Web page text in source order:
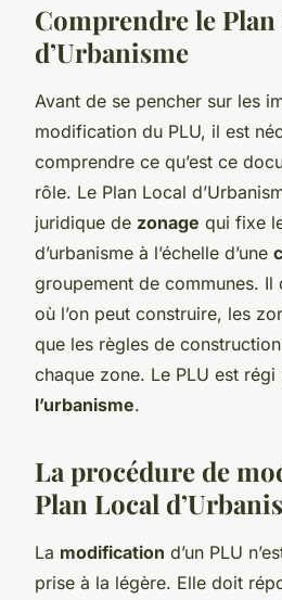
Comprendre le
d’Urbanisme
Avant de se pencher sur les
modification du PLU, il est
comprendre ce qu’est ce
rôle. Le Plan Local
juridique de zonage qui fixe
d’urbanisme à l’échelle d’une
groupement de communes. Il
où l’on peut construire, les
que les règles de
chaque zone. Le PLU est régi
l’urbanisme.
La procédure de
Plan Local
La modification d’un PLU
prise à la légère. Elle doit